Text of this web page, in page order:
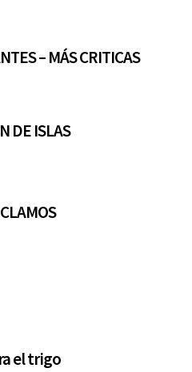
– MÁS CRITICAS
DE ISLAS
el trigo